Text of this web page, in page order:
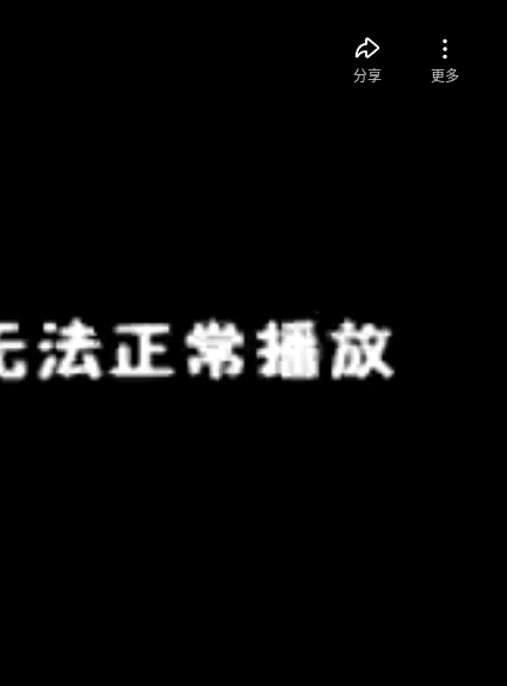
分享 更多